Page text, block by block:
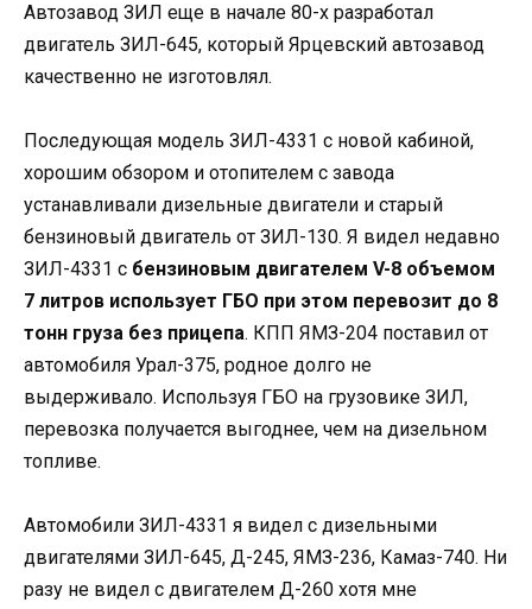
Автозавод ЗИЛ еще в начале 80-х разработал
двигатель ЗИЛ-645, который Ярцевский автозавод
качественно не изготовлял.
Последующая модель ЗИЛ-4331 с новой кабиной,
хорошим обзором и отопителем с завода
устанавливали дизельные двигатели и старый
бензиновый двигатель от ЗИЛ-130. Я видел недавно
ЗИЛ-4331 с бензиновым двигателем V-8 объемом
7 литров использует ГБО при этом перевозит до 8
тонн груза без прицепа. КПП ЯМЗ-204 поставил от
автомобиля Урал-375, родное долго не
выдерживало. Используя ГБО на грузовике ЗИЛ,
перевозка получается выгоднее, чем на дизельном
топливе.
Автомобили ЗИЛ-4331 я видел с дизельными
двигателями ЗИЛ-645, Д-245, ЯМЗ-236, Камаз-740. Ни
разу не видел с двигателем Д-260 хотя мне